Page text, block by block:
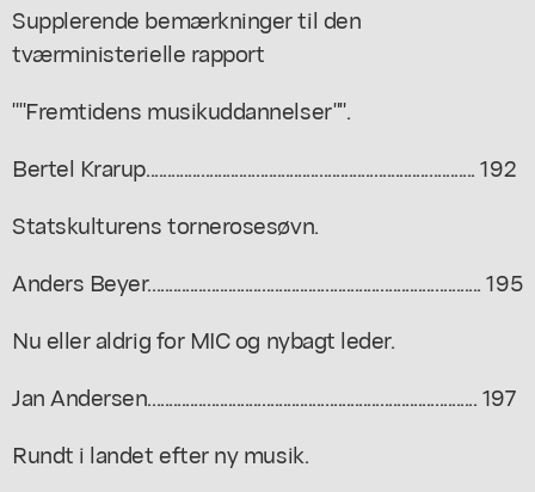
Supplerende bemærkninger til den
tværministerielle rapport
""Fremtidens musikuddannelser"".
Bertel Krarup.............................................................................. 192
Statskulturens tornerosesøvn.
Anders Beyer............................................................................... 195
Nu eller aldrig for MIC og nybagt leder.
Jan Andersen.............................................................................. 197
Rundt i landet efter ny musik.